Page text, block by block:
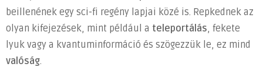
közelebb
visz
bennünket
a
beillenének egy sci-fi regény lapjai közé is. Repkednek az
olyan kifejezések, mint például a teleportálás, fekete
lyuk vagy a kvantuminformáció és szögezzük le, ez mind
valóság.